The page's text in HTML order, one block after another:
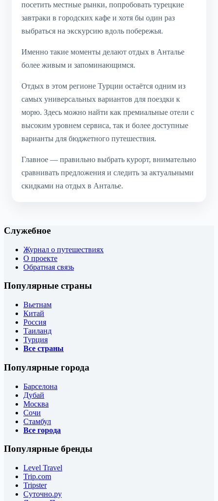
посетить местные рынки, попробовать турецкие
завтраки в городских кафе и хотя бы один раз
выбраться на экскурсию вдоль побережья.
Именно такие моменты делают отдых в Анталье
более живым и запоминающимся.
Отдых в этом регионе Турции остаётся одним из
самых универсальных вариантов для поездки к
морю. Здесь можно найти как премиальные отели с
высоким уровнем сервиса, так и более доступные
варианты для бюджетного путешествия.
Главное — правильно выбрать курорт, внимательно
сравнивать предложения и следить за актуальными
скидками на отдых в Анталье.
Служебное
Журнал о путешествиях
О проекте
Обратная связь
Популярные страны
Вьетнам
Китай
Россия
Таиланд
Турция
Все страны
Популярные города
Барселона
Дубай
Москва
Сочи
Стамбул
Все города
Популярные бренды
Level Travel
Trip.com
Tripster
Суточно.ру